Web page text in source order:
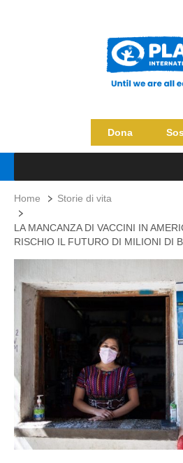
Dona
Home Storie di vita
LA MANCANZA DI VACCINI IN
RISCHIO IL FUTURO DI MILIONI DI